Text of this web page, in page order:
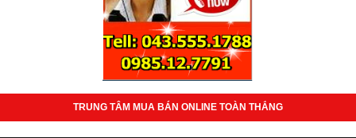
TRUNG TÂM MUA BÁN ONLINE TOÀN THẮNG